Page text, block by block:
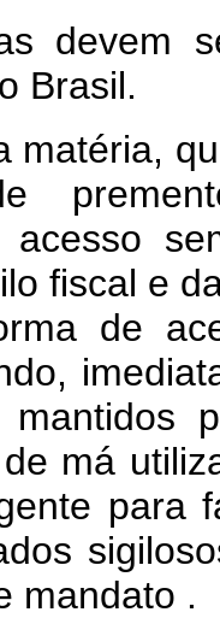
devem
Brasil.
matéria,
acesso
fiscal e
de
má
para
mandato .